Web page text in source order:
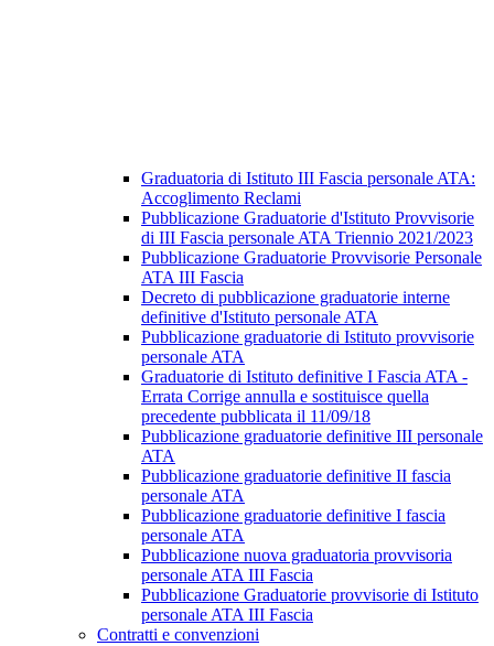
Graduatoria di Istituto III Fascia personale ATA:
Accoglimento Reclami
Pubblicazione Graduatorie d'Istituto Provvisorie
di III Fascia personale ATA Triennio 2021/2023
Pubblicazione Graduatorie Provvisorie Personale
ATA III Fascia
Decreto di pubblicazione graduatorie interne
definitive d'Istituto personale ATA
Pubblicazione graduatorie di Istituto provvisorie
personale ATA
Graduatorie di Istituto definitive I Fascia ATA -
Errata Corrige annulla e sostituisce quella
precedente pubblicata il 11/09/18
Pubblicazione graduatorie definitive III personale
ATA
Pubblicazione graduatorie definitive II fascia
personale ATA
Pubblicazione graduatorie definitive I fascia
personale ATA
Pubblicazione nuova graduatoria provvisoria
personale ATA III Fascia
Pubblicazione Graduatorie provvisorie di Istituto
personale ATA III Fascia
Contratti e convenzioni